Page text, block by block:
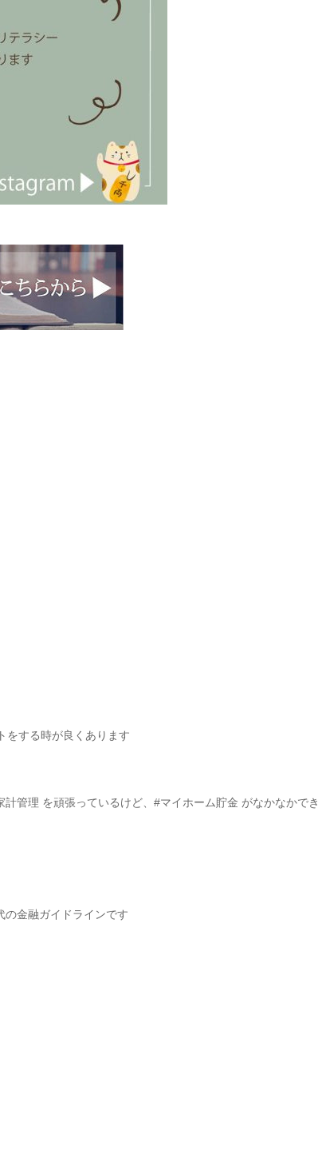
をする時が良くあります
管理 を頑張っているけど、#マイホーム貯金 がなかなかでき
の金融ガイドラインです